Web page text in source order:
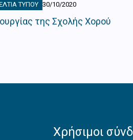
ΤΎΠΟΥ 30/10/2020
της Σχολής Χορού
Χρήσιμοι